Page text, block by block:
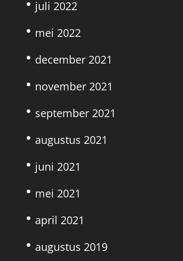
juli 2022
mei 2022
december 2021
november 2021
september 2021
augustus 2021
juni 2021
mei 2021
april 2021
augustus 2019